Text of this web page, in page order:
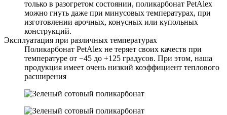
только в разогретом состоянии, поликарбонат PetAlex
можно гнуть даже при минусовых температурах, при
изготовлении арочных, конусных или купольных
конструкций.
Эксплуатация при различных температурах
Поликарбонат PetAlex не теряет своих качеств при
температуре от −45 до +125 градусов. При этом, наша
продукция имеет очень низкий коэффициент теплового
расширения